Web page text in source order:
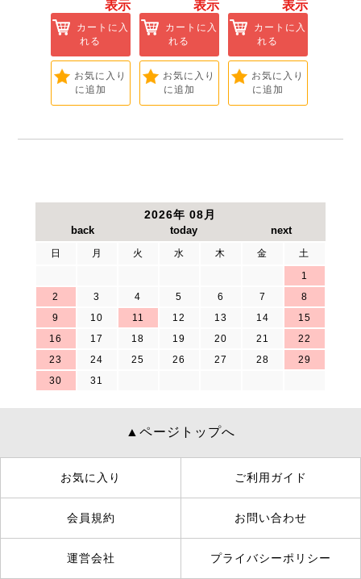
Hardware]
表示
カートに入
れる
お気に入り
に追加
Hardware]表示
カートに入
れる
お気に入り
に追加
表示
カートに入
れる
お気に入り
に追加
2026年 08月
日 月 火 水 木 金
土
1
2
3 4 5 6 7
8
9
10 11 12 13 14
15
16
17 18 19 20 21
22
23
24 25 26 27 28
29
30
31
▲ページトップへ
お気に入り ご利用ガイド
会員規約 お問い合わせ
運営会社 プライバシーポリシー